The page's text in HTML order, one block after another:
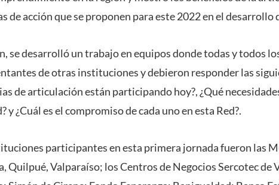
de acción que se proponen para este 2022 en el desarrollo
se desarrolló un trabajo en equipos donde todas y todos
de otras instituciones y debieron responder las
de articulación están participando hoy?, ¿Qué
y ¿Cuál es el compromiso de cada uno en esta Red?.
participantes en esta primera jornada fueron las
Quilpué, Valparaíso; los Centros de Negocios Sercotec de